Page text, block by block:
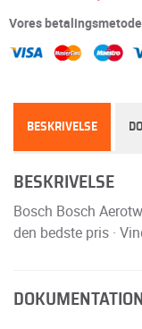
Vores
BESKRIVELSE
BESKRIVELSE
Bosch Bosch
den bedste pris ·
DOKUMENTATION